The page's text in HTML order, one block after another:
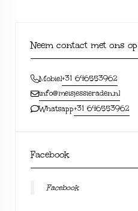
Neem contact met ons op
Mobiel+31 646553962
info@meisjessieraden.nl
Whatsapp+31 646553962
Facebook
Facebook